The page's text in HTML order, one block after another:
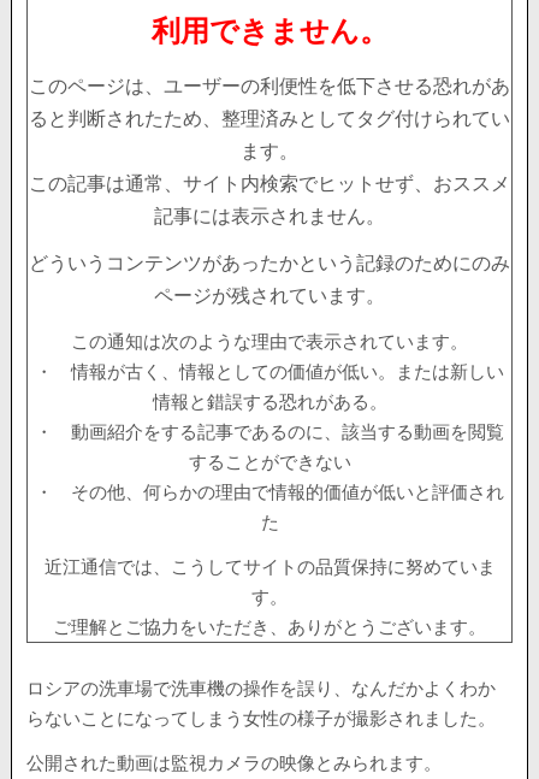
利用できません。
このページは、ユーザーの利便性を低下させる恐れがあ
ると判断されたため、整理済みとしてタグ付けられてい
ます。
この記事は通常、サイト内検索でヒットせず、おススメ
記事には表示されません。
どういうコンテンツがあったかという記録のためにのみ
ページが残されています。
この通知は次のような理由で表示されています。
・ 情報が古く、情報としての価値が低い。または新しい
情報と錯誤する恐れがある。
・ 動画紹介をする記事であるのに、該当する動画を閲覧
することができない
・ その他、何らかの理由で情報的価値が低いと評価され
た
近江通信では、こうしてサイトの品質保持に努めていま
す。
ご理解とご協力をいただき、ありがとうございます。
ロシアの洗車場で洗車機の操作を誤り、なんだかよくわか
らないことになってしまう女性の様子が撮影されました。
公開された動画は監視カメラの映像とみられます。